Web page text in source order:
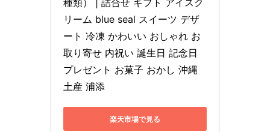
種類） | 詰合せ ギフト アイスク
リーム blue seal スイーツ デザ
ート 冷凍 かわいい おしゃれ お
取り寄せ 内祝い 誕生日 記念日
プレゼント お菓子 おかし 沖縄
土産 浦添
楽天市場で見る